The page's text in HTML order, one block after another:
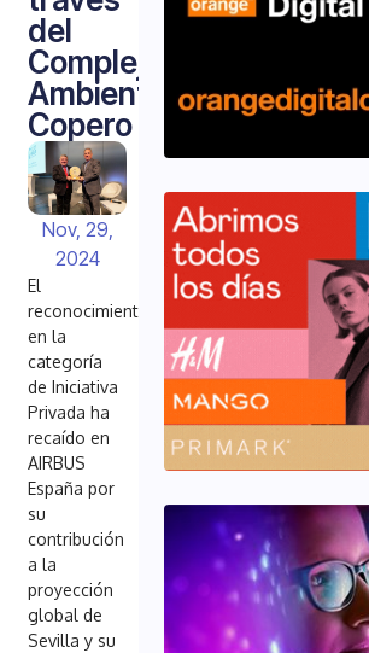
del
Complejo
Ambiental
Copero
Nov, 29,
2024
El
reconocimiento
en la
categoría
de Iniciativa
Privada ha
recaído en
AIRBUS
España por
su
contribución
a la
proyección
global de
Sevilla y su